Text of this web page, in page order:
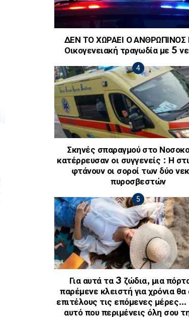
ΔΕΝ ΤΟ ΧΩΡΑΕΙ Ο ΑΝΘΡΩΠΙΝΟΣ
Οικογενειακή τραγωδία με 5
Σκηνές σπαραγμού στο
κατέρρευσαν οι συγγενείς : Η
φτάνουν οι σοροί των δύο
πυροσβεστών
Για αυτά τα 3 ζώδια, μια
παρέμενε κλειστή για χρόνια θα
επιτέλους τις επόμενες μέρες…
αυτό που περιμένεις όλη σου